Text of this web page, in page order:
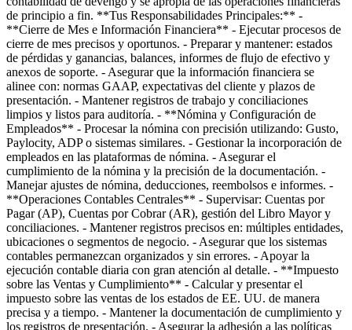
de principio a fin. **Tus Responsabilidades Principales:** -
**Cierre de Mes e Información Financiera** - Ejecutar procesos de
cierre de mes precisos y oportunos. - Preparar y mantener: estados
de pérdidas y ganancias, balances, informes de flujo de efectivo y
anexos de soporte. - Asegurar que la información financiera se
alinee con: normas GAAP, expectativas del cliente y plazos de
presentación. - Mantener registros de trabajo y conciliaciones
limpios y listos para auditoría. - **Nómina y Configuración de
Empleados** - Procesar la nómina con precisión utilizando: Gusto,
Paylocity, ADP o sistemas similares. - Gestionar la incorporación de
empleados en las plataformas de nómina. - Asegurar el
cumplimiento de la nómina y la precisión de la documentación. -
Manejar ajustes de nómina, deducciones, reembolsos e informes. -
**Operaciones Contables Centrales** - Supervisar: Cuentas por
Pagar (AP), Cuentas por Cobrar (AR), gestión del Libro Mayor y
conciliaciones. - Mantener registros precisos en: múltiples entidades,
ubicaciones o segmentos de negocio. - Asegurar que los sistemas
contables permanezcan organizados y sin errores. - Apoyar la
ejecución contable diaria con gran atención al detalle. - **Impuesto
sobre las Ventas y Cumplimiento** - Calcular y presentar el
impuesto sobre las ventas de los estados de EE. UU. de manera
precisa y a tiempo. - Mantener la documentación de cumplimiento y
los registros de presentación. - Asegurar la adhesión a las políticas